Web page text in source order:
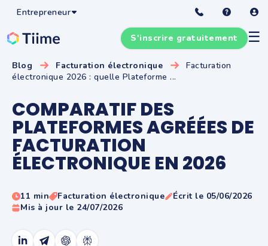
Entrepreneur
☰
S'inscrire gratuitement
Blog Facturation électronique
Facturation
électronique 2026 : quelle Plateforme ...
COMPARATIF DES
PLATEFORMES AGRÉÉES DE
FACTURATION
ÉLECTRONIQUE EN 2026
11 min Facturation électronique
Écrit le 05/06/2026
Mis à jour le 24/07/2026